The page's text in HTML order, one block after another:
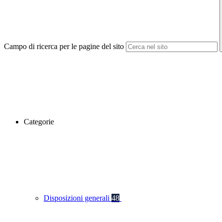
Campo di ricerca per le pagine del sito
Categorie
Disposizioni generali 48